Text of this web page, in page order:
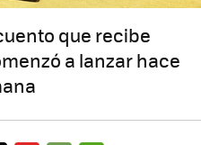
que recibe
a lanzar hace